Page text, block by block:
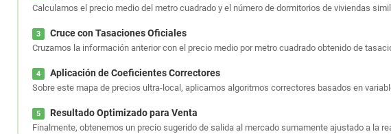
Calculamos el precio medio del metro cuadrado y el número de dormitorios de viviendas
3 Cruce con Tasaciones Oficiales
Cruzamos la información anterior con el precio medio por metro cuadrado obtenido de
4 Aplicación de Coeficientes Correctores
Sobre este mapa de precios ultra-local, aplicamos algoritmos correctores basados en
5 Resultado Optimizado para Venta
Finalmente, obtenemos un precio sugerido de salida al mercado sumamente ajustado a la